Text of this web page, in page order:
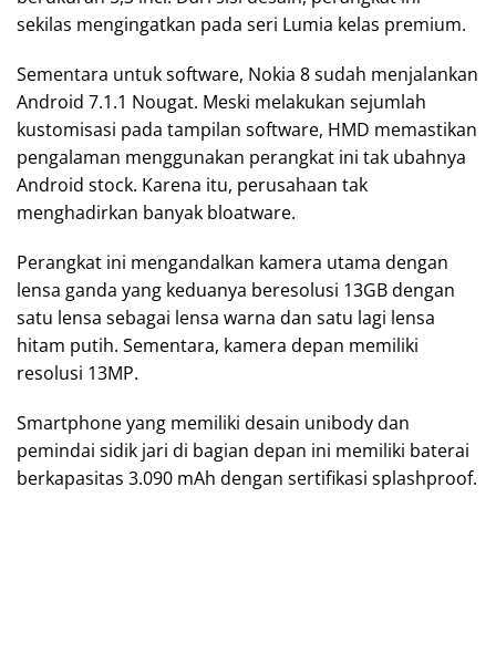
sekilas mengingatkan pada seri Lumia kelas premium.
Sementara untuk software, Nokia 8 sudah menjalankan
Android 7.1.1 Nougat. Meski melakukan sejumlah
kustomisasi pada tampilan software, HMD memastikan
pengalaman menggunakan perangkat ini tak ubahnya
Android stock. Karena itu, perusahaan tak
menghadirkan banyak bloatware.
Perangkat ini mengandalkan kamera utama dengan
lensa ganda yang keduanya beresolusi 13GB dengan
satu lensa sebagai lensa warna dan satu lagi lensa
hitam putih. Sementara, kamera depan memiliki
resolusi 13MP.
Smartphone yang memiliki desain unibody dan
pemindai sidik jari di bagian depan ini memiliki baterai
berkapasitas 3.090 mAh dengan sertifikasi splashproof.